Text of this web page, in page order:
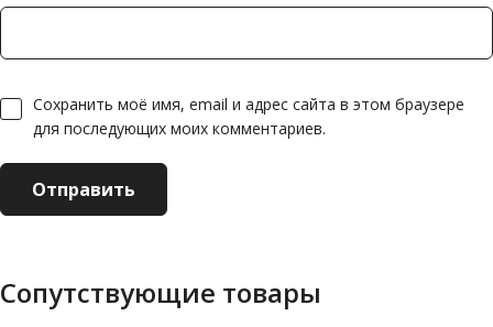
Сохранить моё имя, email и адрес сайта в этом браузере
для последующих моих комментариев.
Сопутствующие товары